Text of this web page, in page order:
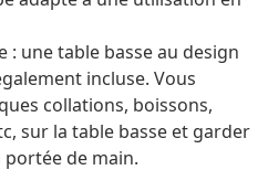
: une table basse au design
incluse. Vous
collations, boissons,
sur la table basse et garder
portée de main.